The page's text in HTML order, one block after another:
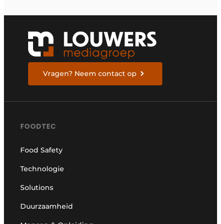
Vragen? Neem contact op
FOODTEC
Food Safety
Technologie
Solutions
Duurzaamheid